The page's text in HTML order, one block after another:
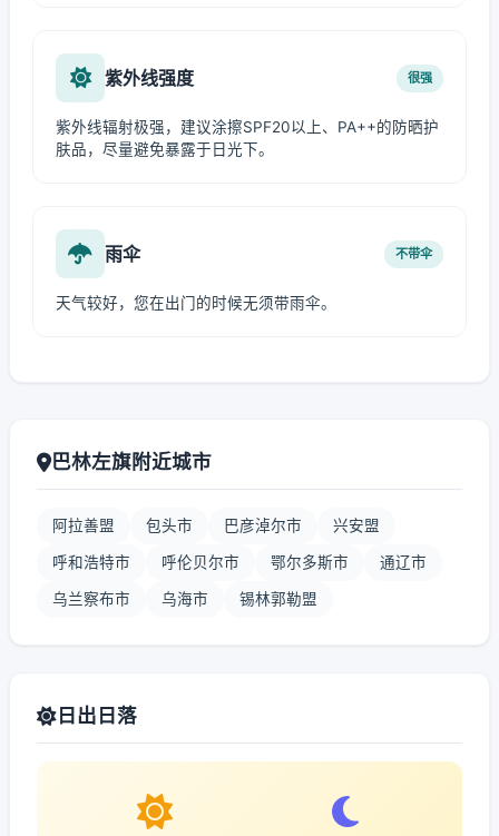
紫外线强度 很强
紫外线辐射极强，建议涂擦SPF20以上、PA++的防晒护
肤品，尽量避免暴露于日光下。
雨伞 不带伞
天气较好，您在出门的时候无须带雨伞。
巴林左旗附近城市
阿拉善盟 包头市 巴彦淖尔市 兴安盟
呼和浩特市 呼伦贝尔市 鄂尔多斯市 通辽市
乌兰察布市 乌海市 锡林郭勒盟
日出日落